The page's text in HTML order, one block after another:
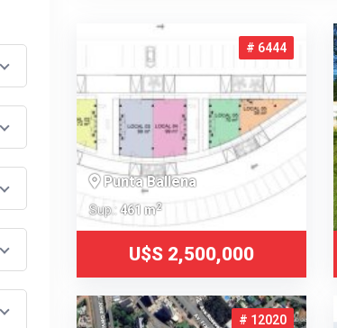
# 6444
Punta Ballena
Sup.: 461 m2
U$S 2,500,000
# 12020